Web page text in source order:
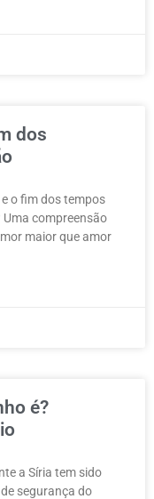
dos
o fim dos tempos
compreensão
maior que amor
é?
a Síria tem sido
segurança do